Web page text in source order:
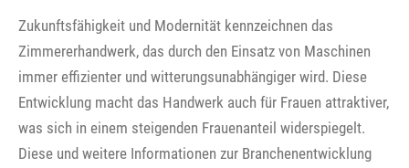
Zukunftsfähigkeit und Modernität kennzeichnen das
Zimmererhandwerk, das durch den Einsatz von Maschinen
immer effizienter und witterungsunabhängiger wird. Diese
Entwicklung macht das Handwerk auch für Frauen attraktiver,
was sich in einem steigenden Frauenanteil widerspiegelt.
Diese und weitere Informationen zur Branchenentwicklung